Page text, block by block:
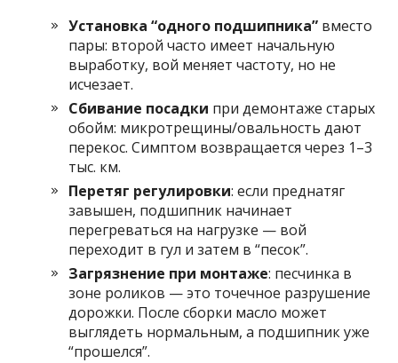
Установка “одного подшипника” вместо
пары: второй часто имеет начальную
выработку, вой меняет частоту, но не
исчезает.
Сбивание посадки при демонтаже старых
обойм: микротрещины/овальность дают
перекос. Симптом возвращается через 1–3
тыс. км.
Перетяг регулировки: если преднатяг
завышен, подшипник начинает
перегреваться на нагрузке — вой
переходит в гул и затем в “песок”.
Загрязнение при монтаже: песчинка в
зоне роликов — это точечное разрушение
дорожки. После сборки масло может
выглядеть нормальным, а подшипник уже
“прошелся”.